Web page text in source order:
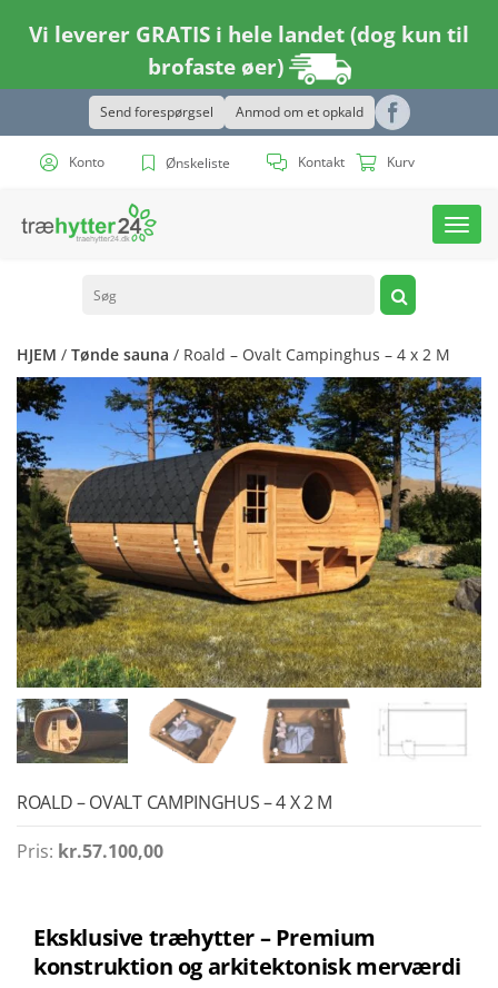
Vi leverer GRATIS i hele landet (dog kun til
brofaste øer)
Send forespørgsel Anmod om et opkald
Konto Ønskeliste Kontakt Kurv
HJEM / Tønde sauna / Roald – Ovalt Campinghus – 4 x 2 M
ROALD – OVALT CAMPINGHUS – 4 X 2 M
Pris: kr.57.100,00
Eksklusive træhytter – Premium
konstruktion og arkitektonisk merværdi